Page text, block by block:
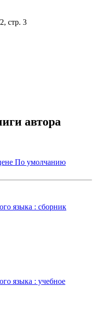
стр. 3
автора
По умолчанию
языка : сборник
языка : учебное